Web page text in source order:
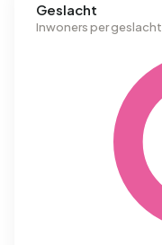
Geslacht
Inwoners per geslacht